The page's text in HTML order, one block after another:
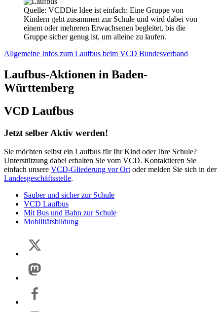
Quelle: VCDDie Idee ist einfach: Eine Gruppe von
Kindern geht zusammen zur Schule und wird dabei von
einem oder mehreren Erwachsenen begleitet, bis die
Gruppe sicher genug ist, um alleine zu laufen.
Allgemeine Infos zum Laufbus beim VCD Bundesverband
Laufbus-Aktionen in Baden-
Württemberg
VCD Laufbus
Jetzt selber Aktiv werden!
Sie möchten selbst ein Laufbus für Ihr Kind oder Ihre Schule?
Unterstützung dabei erhalten Sie vom VCD. Kontaktieren Sie
einfach unsere VCD-Gliederung vor Ort oder melden Sie sich in der
Landesgeschäftsstelle.
Sauber und sicher zur Schule
VCD Laufbus
Mit Bus und Bahn zur Schule
Mobilitätsbildung